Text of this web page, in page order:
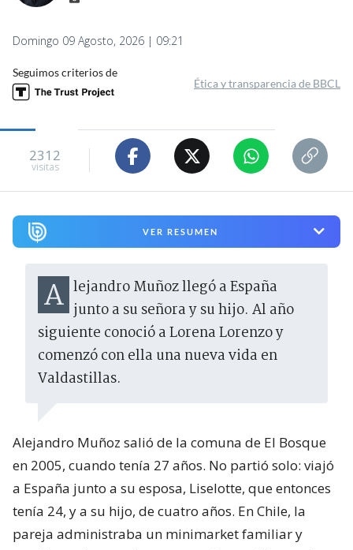
Domingo 09 Agosto, 2026 | 09:21
Seguimos criterios de
Ética y transparencia de BBCL
2312
visitas
VER RESUMEN
Alejandro Muñoz llegó a España junto a su señora y su hijo. Al año
siguiente conoció a Lorena Lorenzo y
comenzó con ella una nueva vida en
Valdastillas.
Alejandro Muñoz salió de la comuna de El Bosque
en 2005, cuando tenía 27 años. No partió solo: viajó
a España junto a su esposa, Liselotte, que entonces
tenía 24, y a su hijo, de cuatro años. En Chile, la
pareja administraba un minimarket familiar y